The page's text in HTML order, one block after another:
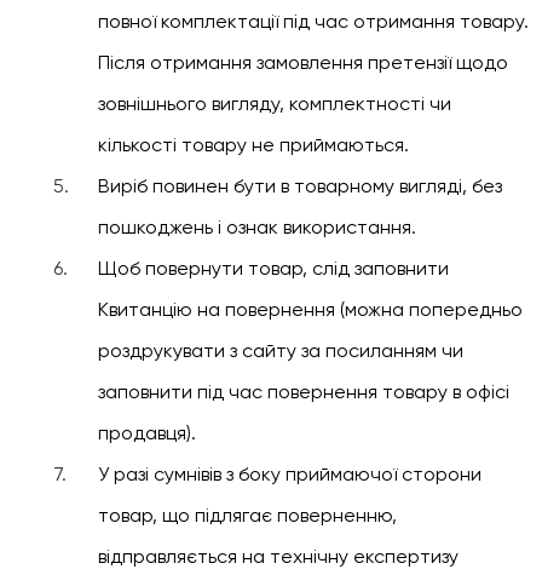
повної комплектації під час отримання товару.
Після отримання замовлення претензії щодо
зовнішнього вигляду, комплектності чи
кількості товару не приймаються.
Виріб повинен бути в товарному вигляді, без
пошкоджень і ознак використання.
Щоб повернути товар, слід заповнити
Квитанцію на повернення (можна попередньо
роздрукувати з сайту за посиланням чи
заповнити під час повернення товару в офісі
продавця).
У разі сумнівів з боку приймаючої сторони
товар, що підлягає поверненню,
відправляється на технічну експертизу